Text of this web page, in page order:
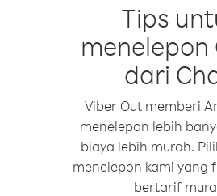
Tips
menelepon
dari
Viber Out memberi
menelepon lebih
biaya lebih murah.
menelepon kami yang
bertarif